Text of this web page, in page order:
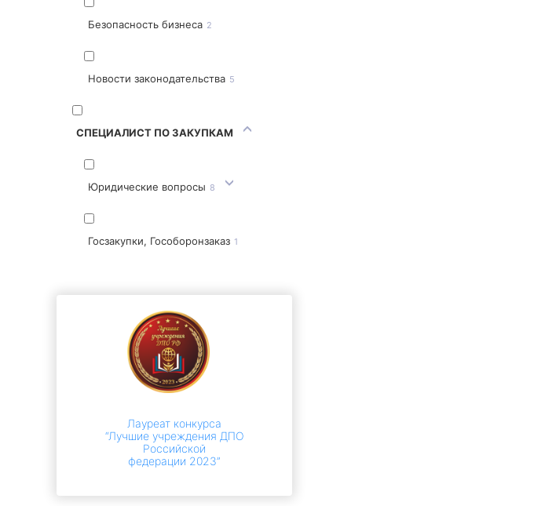
Безопасность бизнеса 2
Новости законодательства 5
СПЕЦИАЛИСТ ПО ЗАКУПКАМ
Юридические вопросы 8
Госзакупки, Гособоронзаказ 1
Лауреат конкурса
“Лучшие учреждения ДПО
Российской
федерации 2023”